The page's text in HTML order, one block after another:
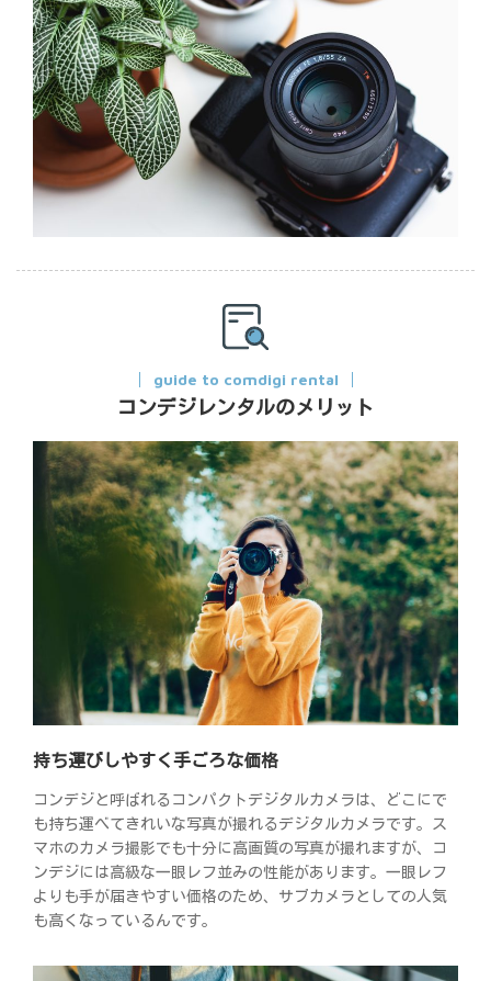
guide to comdigi rental
コンデジレンタルのメリット
持ち運びしやすく手ごろな価格
コンデジと呼ばれるコンパクトデジタルカメラは、どこにで
も持ち運べてきれいな写真が撮れるデジタルカメラです。ス
マホのカメラ撮影でも十分に高画質の写真が撮れますが、コ
ンデジには高級な一眼レフ並みの性能があります。一眼レフ
よりも手が届きやすい価格のため、サブカメラとしての人気
も高くなっているんです。